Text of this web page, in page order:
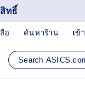
ทธิ์
อ ค้นหาร้าน เข้